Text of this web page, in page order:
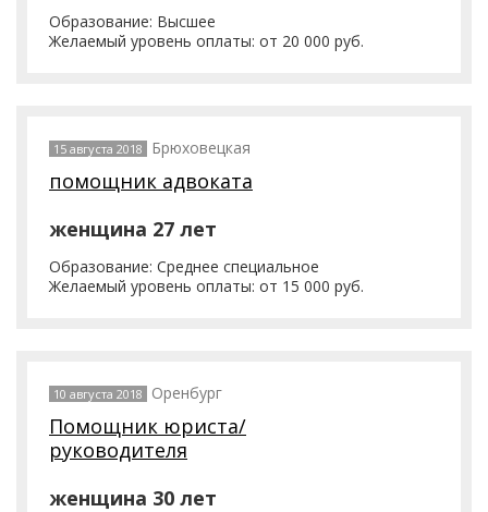
Образование: Высшее
Желаемый уровень оплаты: от 20 000 руб.
15 августа 2018 Брюховецкая
помощник адвоката
женщина 27 лет
Образование: Среднее специальное
Желаемый уровень оплаты: от 15 000 руб.
10 августа 2018 Оренбург
Помощник юриста/
руководителя
женщина 30 лет